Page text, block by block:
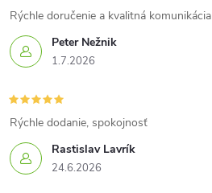
Peter Nežnik
1.7.2026
Rýchle doručenie a kvalitná komunikácia
Rastislav Lavrík
24.6.2026
Rýchle dodanie, spokojnosť